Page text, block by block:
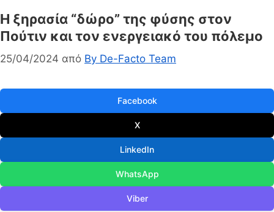
Η ξηρασία “δώρο” της φύσης στον
Πούτιν και τον ενεργειακό του πόλεμο
25/04/2024 από By De-Facto Team
Facebook
X
LinkedIn
WhatsApp
Viber